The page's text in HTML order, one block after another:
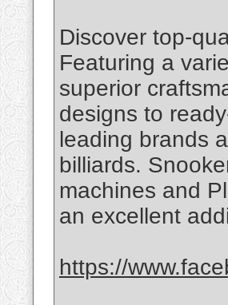
Discover top-
Featuring a
superior
designs to
leading brands
billiards.
machines and
an excellent
https://